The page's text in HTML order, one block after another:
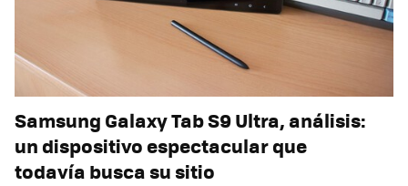
Samsung Galaxy Tab S9 Ultra, análisis:
un dispositivo espectacular que
todavía busca su sitio